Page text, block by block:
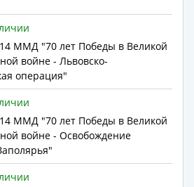
ММД "70 лет Победы в Великой
войне - Львовско-
операция"
ММД "70 лет Победы в Великой
войне - Освобождение